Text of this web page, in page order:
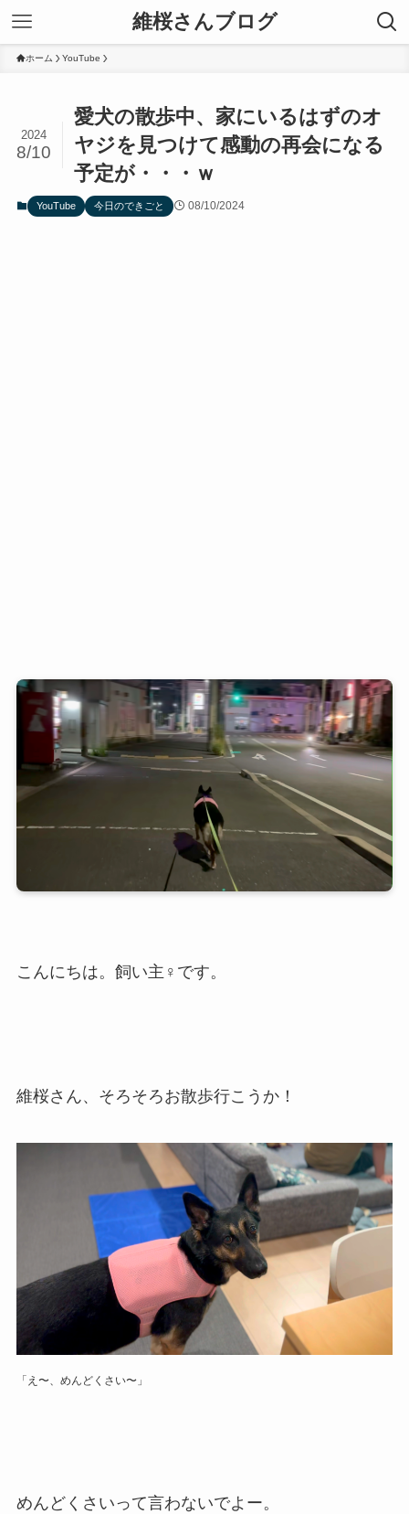
維桜さんブログ
ホーム YouTube
愛犬の散歩中、家にいるはずのオ
ヤジを見つけて感動の再会になる
予定が・・・ｗ
2024
8/10
YouTube 今日のできごと 08/10/2024
こんにちは。飼い主♀です。
維桜さん、そろそろお散歩行こうか！
「え〜、めんどくさい〜」
めんどくさいって言わないでよー。